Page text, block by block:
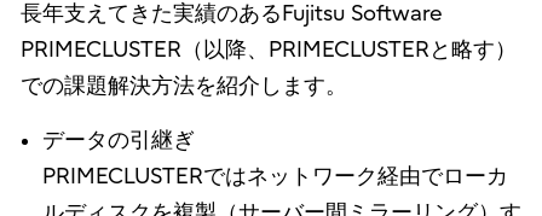
長年支えてきた実績のあるFujitsu Software
PRIMECLUSTER（以降、PRIMECLUSTERと略す）
での課題解決方法を紹介します。
データの引継ぎ
PRIMECLUSTERではネットワーク経由でローカ